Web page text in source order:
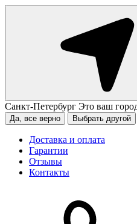
Санкт-Петербург Это ваш
Да, все верно Выбрать другой
Доставка и оплата
Гарантии
Отзывы
Контакты